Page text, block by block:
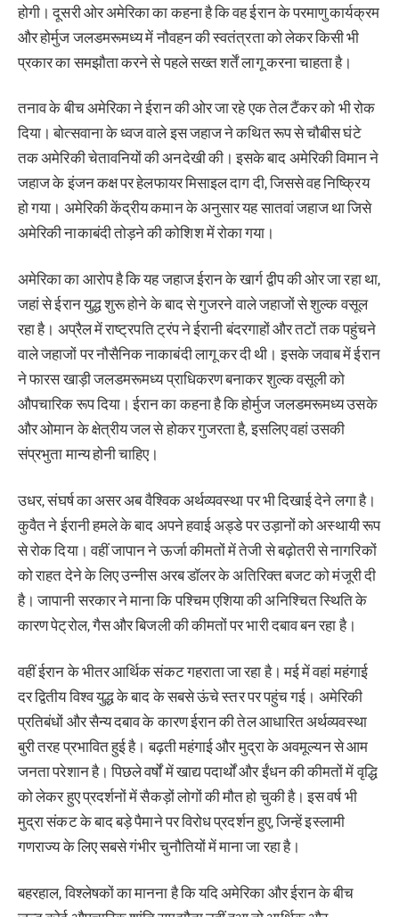
होगी। दूसरी ओर अमेरिका का कहना है कि वह ईरान के परमाणु कार्यक्रम
और होर्मुज जलडमरूमध्य में नौवहन की स्वतंत्रता को लेकर किसी भी
प्रकार का समझौता करने से पहले सख्त शर्तें लागू करना चाहता है।
तनाव के बीच अमेरिका ने ईरान की ओर जा रहे एक तेल टैंकर को भी रोक
दिया। बोत्सवाना के ध्वज वाले इस जहाज ने कथित रूप से चौबीस घंटे
तक अमेरिकी चेतावनियों की अनदेखी की। इसके बाद अमेरिकी विमान ने
जहाज के इंजन कक्ष पर हेलफायर मिसाइल दाग दी, जिससे वह निष्क्रिय
हो गया। अमेरिकी केंद्रीय कमान के अनुसार यह सातवां जहाज था जिसे
अमेरिकी नाकाबंदी तोड़ने की कोशिश में रोका गया।
अमेरिका का आरोप है कि यह जहाज ईरान के खार्ग द्वीप की ओर जा रहा था,
जहां से ईरान युद्ध शुरू होने के बाद से गुजरने वाले जहाजों से शुल्क वसूल
रहा है। अप्रैल में राष्ट्रपति ट्रंप ने ईरानी बंदरगाहों और तटों तक पहुंचने
वाले जहाजों पर नौसैनिक नाकाबंदी लागू कर दी थी। इसके जवाब में ईरान
ने फारस खाड़ी जलडमरूमध्य प्राधिकरण बनाकर शुल्क वसूली को
औपचारिक रूप दिया। ईरान का कहना है कि होर्मुज जलडमरूमध्य उसके
और ओमान के क्षेत्रीय जल से होकर गुजरता है, इसलिए वहां उसकी
संप्रभुता मान्य होनी चाहिए।
उधर, संघर्ष का असर अब वैश्विक अर्थव्यवस्था पर भी दिखाई देने लगा है।
कुवैत ने ईरानी हमले के बाद अपने हवाई अड्डे पर उड़ानों को अस्थायी रूप
से रोक दिया। वहीं जापान ने ऊर्जा कीमतों में तेजी से बढ़ोतरी से नागरिकों
को राहत देने के लिए उन्नीस अरब डॉलर के अतिरिक्त बजट को मंजूरी दी
है। जापानी सरकार ने माना कि पश्चिम एशिया की अनिश्चित स्थिति के
कारण पेट्रोल, गैस और बिजली की कीमतों पर भारी दबाव बन रहा है।
वहीं ईरान के भीतर आर्थिक संकट गहराता जा रहा है। मई में वहां महंगाई
दर द्वितीय विश्व युद्ध के बाद के सबसे ऊंचे स्तर पर पहुंच गई। अमेरिकी
प्रतिबंधों और सैन्य दबाव के कारण ईरान की तेल आधारित अर्थव्यवस्था
बुरी तरह प्रभावित हुई है। बढ़ती महंगाई और मुद्रा के अवमूल्यन से आम
जनता परेशान है। पिछले वर्षों में खाद्य पदार्थों और ईंधन की कीमतों में वृद्धि
को लेकर हुए प्रदर्शनों में सैकड़ों लोगों की मौत हो चुकी है। इस वर्ष भी
मुद्रा संकट के बाद बड़े पैमाने पर विरोध प्रदर्शन हुए, जिन्हें इस्लामी
गणराज्य के लिए सबसे गंभीर चुनौतियों में माना जा रहा है।
बहरहाल, विश्लेषकों का मानना है कि यदि अमेरिका और ईरान के बीच